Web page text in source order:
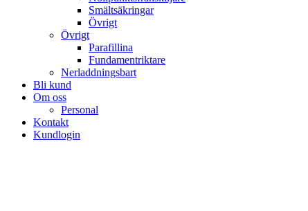
Smältsäkringar
Övrigt
Övrigt
Parafillina
Fundamentriktare
Nerladdningsbart
Bli kund
Om oss
Personal
Kontakt
Kundlogin